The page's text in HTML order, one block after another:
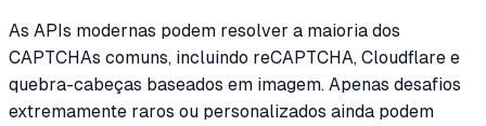
As APIs modernas podem resolver a maioria dos
CAPTCHAs comuns, incluindo reCAPTCHA, Cloudflare e
quebra-cabeças baseados em imagem. Apenas desafios
extremamente raros ou personalizados ainda podem